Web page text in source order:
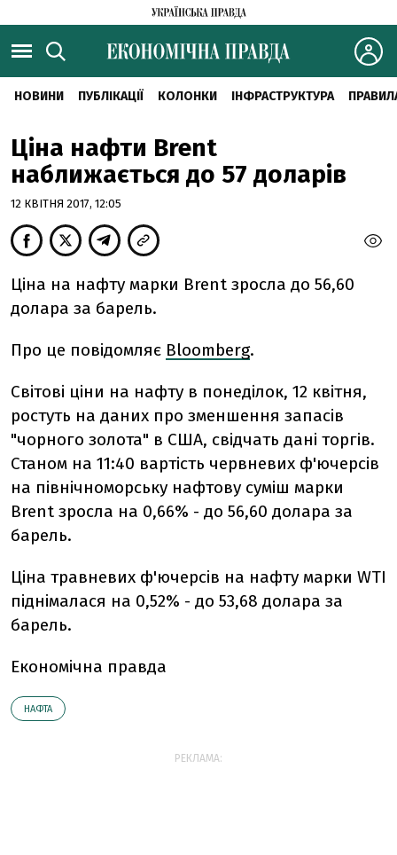
НОВИНИ ПУБЛІКАЦІЇ КОЛОНКИ ІНФРАСТРУКТУРА
Ціна нафти Brent
наближається до 57 доларів
12 КВІТНЯ 2017, 12:05
Ціна на нафту марки Brent зросла до 56,60
долара за барель.
Про це повідомляє Bloomberg.
Світові ціни на нафту в понеділок, 12 квітня,
ростуть на даних про зменшення запасів
"чорного золота" в США, свідчать дані торгів.
Станом на 11:40 вартість червневих ф'ючерсів
на північноморську нафтову суміш марки
Brent зросла на 0,66% - до 56,60 долара за
барель.
Ціна травневих ф'ючерсів на нафту марки WTI
піднімалася на 0,52% - до 53,68 долара за
барель.
Економічна правда
НАФТА
РЕКЛАМА: